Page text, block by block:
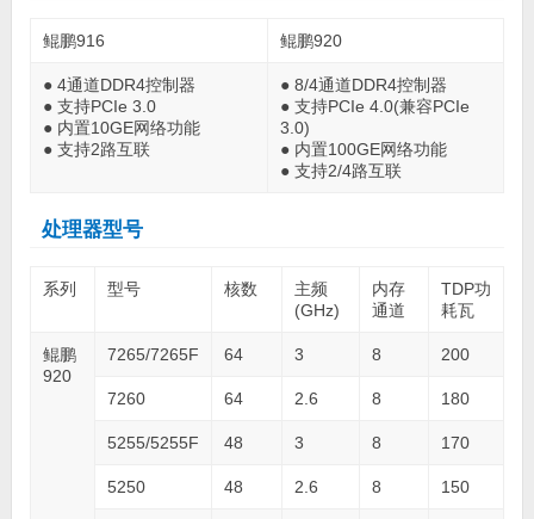
鲲鹏916 鲲鹏920
● 4通道DDR4控制器
● 支持PCIe 3.0
● 内置10GE网络功能
● 支持2路互联
● 8/4通道DDR4控制器
● 支持PCIe 4.0(兼容PCIe
3.0)
● 内置100GE网络功能
● 支持2/4路互联
处理器型号
系列 型号 核数
主频
(GHz)
内存
通道
TDP功
耗瓦
鲲鹏
920
7265/7265F 64 3 8 200
7260 64 2.6 8 180
5255/5255F 48 3 8 170
5250 48 2.6 8 150